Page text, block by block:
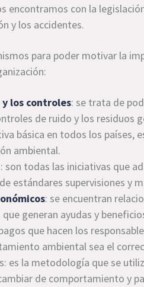
encontramos con la
y los accidentes.
para poder motivar la
y los controles: se trata de
de ruido y los residuos
básica en todos los países,
ambiental.
: son todas las iniciativas que
estándares supervisiones y
: se encuentran
generan ayudas y
que hacen los
ambiental sea el
es la metodología que se
de comportamiento y